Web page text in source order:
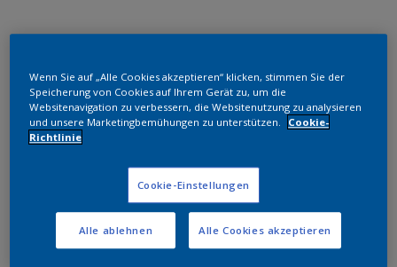
RAL 9002 HR
SC802F
Wenn Sie auf „Alle Cookies akzeptieren“ klicken, stimmen Sie der
Speicherung von Cookies auf Ihrem Gerät zu, um die
Websitenavigation zu verbessern, die Websitenutzung zu analysieren
und unsere Marketingbemühungen zu unterstützen.
Cookie-
Richtlinie
Cookie-Einstellungen
Alle ablehnen Alle Cookies akzeptieren